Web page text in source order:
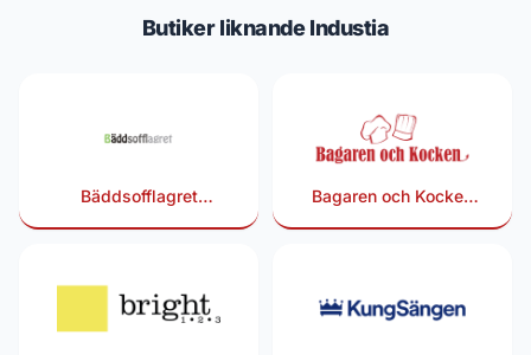
Butiker liknande Industia
Bäddsofflagret
Bagaren och Kocken